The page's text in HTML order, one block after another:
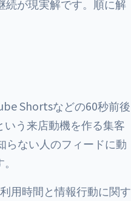
続が現実解です。順に解
Shortsなどの60秒前後
う来店動機を作る集客
らない人のフィードに動
用時間と情報行動に関す